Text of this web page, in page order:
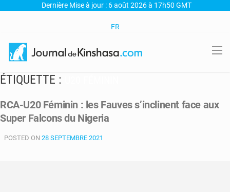
Dernière Mise à jour : 6 août 2026 à 17h50 GMT
FR
ÉTIQUETTE :
RCA-U20 Féminin : les Fauves s’inclinent face aux
Super Falcons du Nigeria
POSTED ON 28 SEPTEMBRE 2021